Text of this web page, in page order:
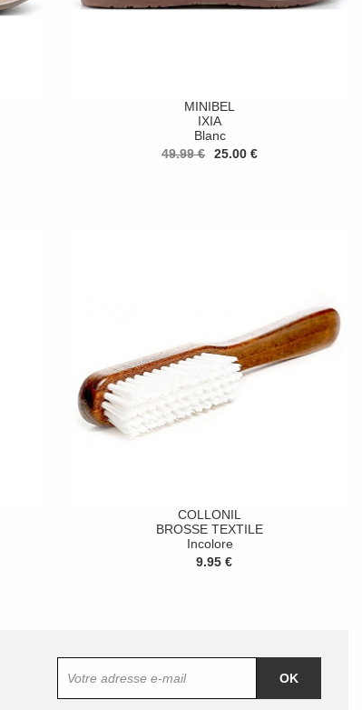
MINIBEL
IXIA
Blanc
49.99 €
25.00 €
COLLONIL
BROSSE TEXTILE
Incolore
9.95 €
OK